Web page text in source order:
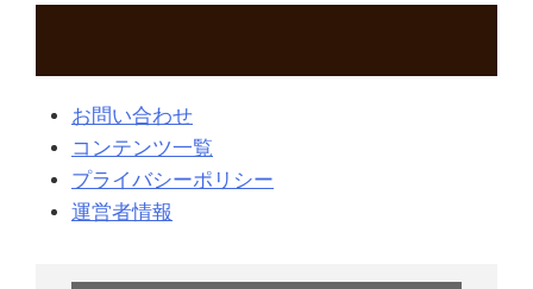
お問い合わせ
コンテンツ一覧
プライバシーポリシー
運営者情報